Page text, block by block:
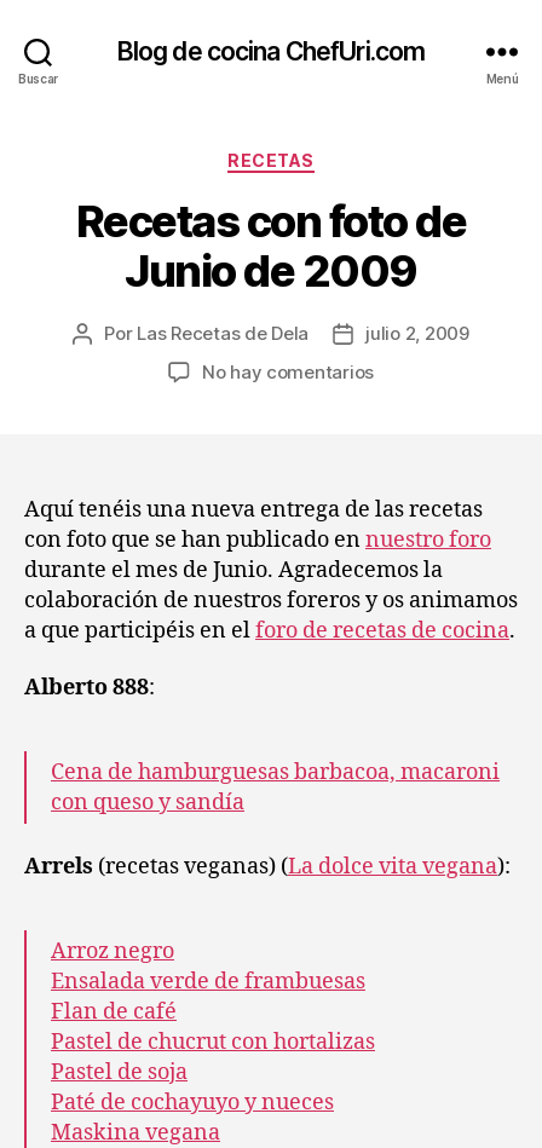
Buscar
Blog de cocina ChefUri.com
Menú
Categorías
RECETAS
Recetas con foto de
Junio de 2009
Autor
Por Las Recetas de Dela
Fecha
de
julio 2, 2009
No hay comentariosen
Junio
de
2009
Aquí tenéis una nueva entrega de las recetas
con foto que se han publicado ennuestro foro
durante el mes de Junio. Agradecemos la
colaboración de nuestros foreros y os animamos
a que participéis en elforo de recetas de cocina.
Alberto 888:
Cena de hamburguesas barbacoa, macaroni
con queso y sandía
Arrels (recetas veganas) (La dolce vita vegana):
Arroz negro
Ensalada verde de frambuesas
Flan de café
Pastel de chucrut con hortalizas
Pastel de soja
Paté de cochayuyo y nueces
Maskina vegana